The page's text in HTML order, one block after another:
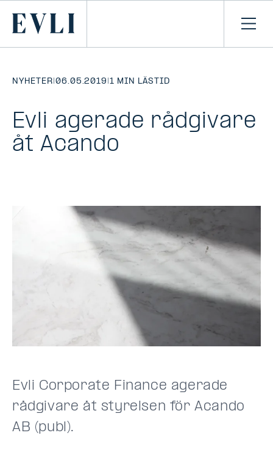
Primary
NYHETER|06.05.2019 |1 MIN LÄSTID
Evli agerade rådgivare
åt Acando
Evli Corporate Finance agerade
rådgivare åt styrelsen för Acando
AB (publ).